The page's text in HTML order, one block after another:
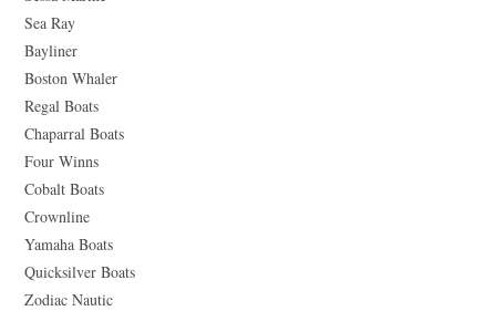
Sea Ray
Bayliner
Boston Whaler
Regal Boats
Chaparral Boats
Four Winns
Cobalt Boats
Crownline
Yamaha Boats
Quicksilver Boats
Zodiac Nautic